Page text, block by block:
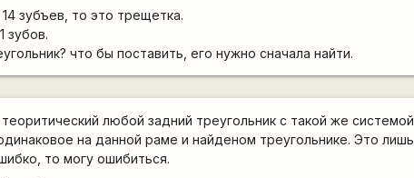
зубъев, то это трещетка.
зубов.
что бы поставить, его нужно сначала найти.
любой задний треугольник с такой же системой
на данной раме и найденом треугольнике. Это лишь
то могу ошибиться.